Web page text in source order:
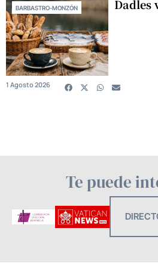
BARBASTRO-MONZÓN Dadles
1 Agosto 2026
Te puede